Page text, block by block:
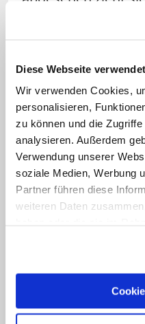
Diese Webseite
Wir verwenden Cookies,
personalisieren,
zu können und die
analysieren. Außerdem
Verwendung unserer
soziale Medien, Werbung
Partner führen diese
weiteren Daten
Zugleich betonte
gehe dem
darum, die
kirchlichen Ehe
Schwamm drüber
Aber auch für eine
Partnerschaft
finden. Er, so
generell Fragen
in den Fokus